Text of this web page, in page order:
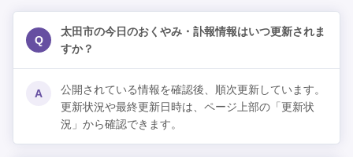
Q
太田市の今日のおくやみ・訃報情報はいつ更新されま
すか？
A
公開されている情報を確認後、順次更新しています。
更新状況や最終更新日時は、ページ上部の「更新状
況」から確認できます。